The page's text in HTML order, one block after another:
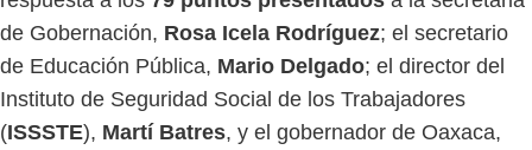
de Gobernación, Rosa Icela Rodríguez; el secretario
de Educación Pública, Mario Delgado; el director del
Instituto de Seguridad Social de los Trabajadores
(ISSSTE), Martí Batres, y el gobernador de Oaxaca,